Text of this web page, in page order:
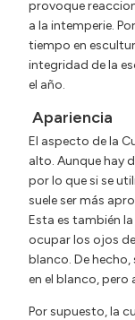
provoque
a la intemperie.
tiempo en
integridad de la
el año.
Apariencia
El aspecto de la
alto. Aunque hay
por lo que si se
suele ser más
Esta es también
ocupar los ojos
blanco. De
en el blanco, pero
Por supuesto, la